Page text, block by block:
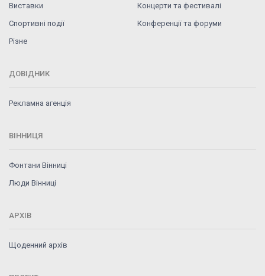
Виставки
Концерти та фестивалі
Спортивні події
Конференції та форуми
Різне
ДОВІДНИК
Рекламна агенція
ВІННИЦЯ
Фонтани Вінниці
Люди Вінниці
АРХІВ
Щоденний архів